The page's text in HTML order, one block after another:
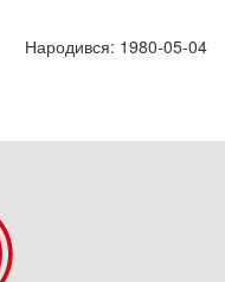
Народився: 1980-05-04